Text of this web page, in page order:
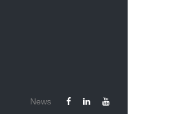
News